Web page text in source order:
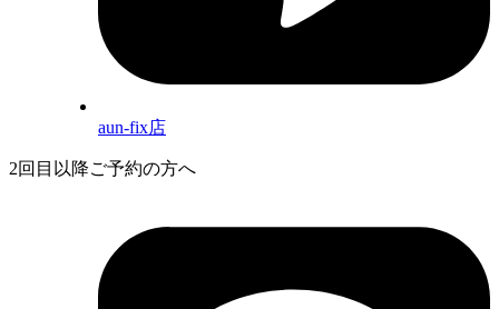
aun-fix店
2回目以降ご予約の方へ